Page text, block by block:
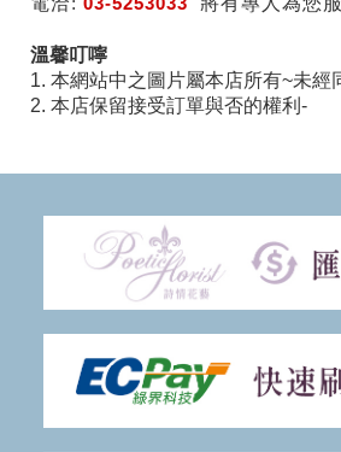
溫馨叮嚀
1. 本網站中之圖片屬本店所有~未經
2. 本店保留接受訂單與否的權利-